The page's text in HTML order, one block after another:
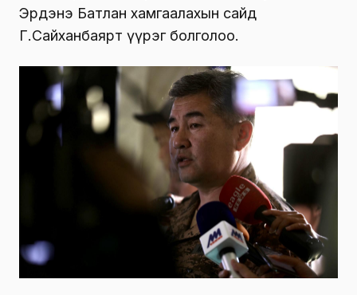
Эрдэнэ Батлан хамгаалахын сайд
Г.Сайханбаярт үүрэг болголоо.